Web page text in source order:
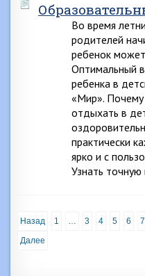
Во время
родителей
ребенок
Оптимальный
ребенка в
«Мир». Почему
отдыхать в
практически
ярко и с
Узнать точную
Назад 1 … 3 4 5 6 7
Далее